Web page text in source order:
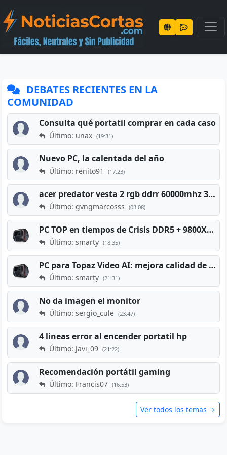
DEBATES RECIENTES EN LA
COMUNIDAD
Consulta qué portatil comprar en cada caso
Último: unax (19:31)
Nuevo PC, la calentada del año
Último: renito91 (17:23)
acer predator vesta 2 rgb ddrr 60000mhz 32gb x2 16gb
Último: gvngmarcosss (03:08)
PC TOP en tiempos de Crisis DDR5 + 9800X3D + RTX 5080 [2026][2400€]
Último: smarty (18:35)
PC para Topaz Video AI: mejora calidad de vídeos viejos
Último: smarty (21:31)
No da imagen el monitor
Último: sergio_cule (23:47)
4 lineas error al encender portatil hp
Último: Javi_09 (21:22)
Recomendación portátil gaming
Último: Francis07 (16:53)
Ver todos los temas →